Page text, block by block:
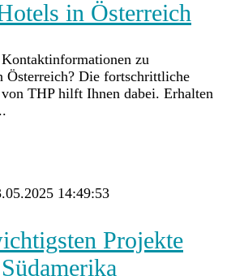
in Österreich
Kontaktinformationen zu
Österreich? Die fortschrittliche
von THP hilft Ihnen dabei. Erhalten
14:49:53
Projekte